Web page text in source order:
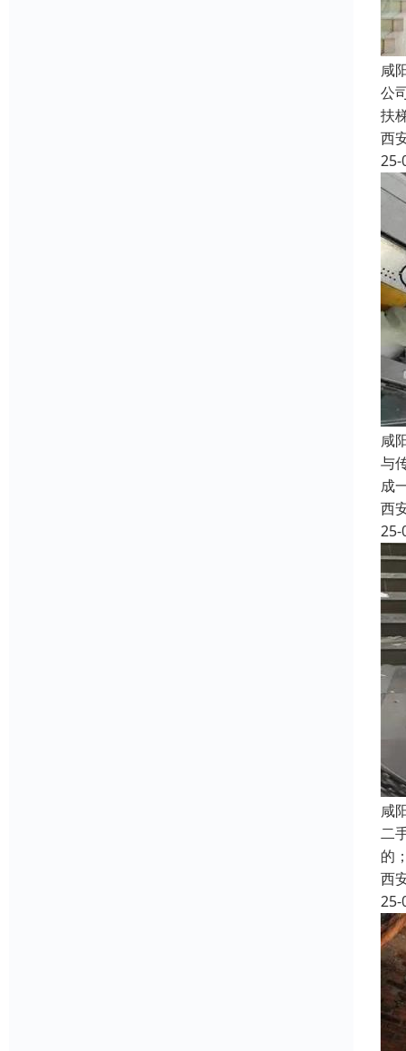
咸
公
扶
西
25-
咸
与
成
西
25-
咸
二
的
西
25-